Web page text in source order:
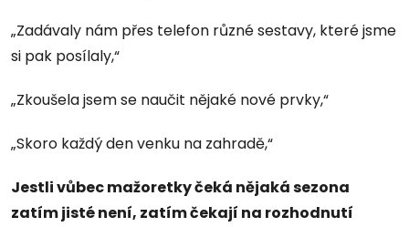
„Zadávaly nám přes telefon různé sestavy, které jsme
si pak posílaly,“
„Zkoušela jsem se naučit nějaké nové prvky,“
„Skoro každý den venku na zahradě,“
Jestli vůbec mažoretky čeká nějaká sezona
zatím jisté není, zatím čekají na rozhodnutí